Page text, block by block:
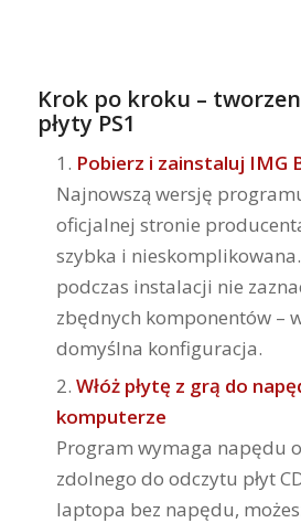
Krok po kroku –
płyty PS1
Pobierz i zainstaluj IMG
Najnowszą wersję
oficjalnej stronie
szybka i
podczas instalacji nie
zbędnych komponentów –
domyślna konfiguracja.
Włóż płytę z grą do
komputerze
Program wymaga napędu
zdolnego do odczytu płyt
laptopa bez napędu,